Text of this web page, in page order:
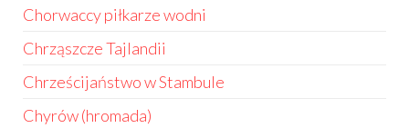
Chorwaccy piłkarze wodni
Chrząszcze Tajlandii
Chrześcijaństwo w Stambule
Chyrów (hromada)